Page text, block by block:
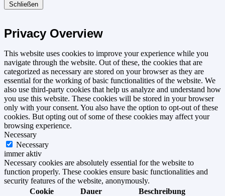
Schließen
Privacy Overview
This website uses cookies to improve your experience while you
navigate through the website. Out of these, the cookies that are
categorized as necessary are stored on your browser as they are
essential for the working of basic functionalities of the website. We
also use third-party cookies that help us analyze and understand how
you use this website. These cookies will be stored in your browser
only with your consent. You also have the option to opt-out of these
cookies. But opting out of some of these cookies may affect your
browsing experience.
Necessary
Necessary
immer aktiv
Necessary cookies are absolutely essential for the website to
function properly. These cookies ensure basic functionalities and
security features of the website, anonymously.
Cookie
Dauer Beschreibung